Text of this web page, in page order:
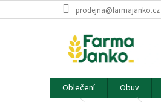
na
prodejna@farmajanko.cz
Oblečení Obuv